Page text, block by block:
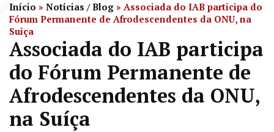
Início » Notícias / Blog » Associada do IAB participa do
Fórum Permanente de Afrodescendentes da ONU, na
Suíça
Associada do IAB participa
do Fórum Permanente de
Afrodescendentes da ONU,
na Suíça